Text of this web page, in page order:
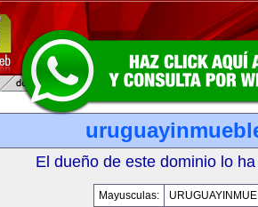
El dueño de este dominio lo
Mayusculas: